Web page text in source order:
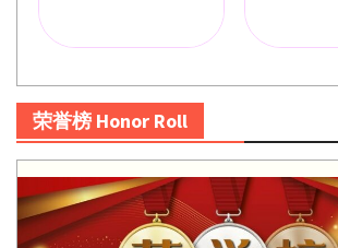
荣誉榜 Honor Roll